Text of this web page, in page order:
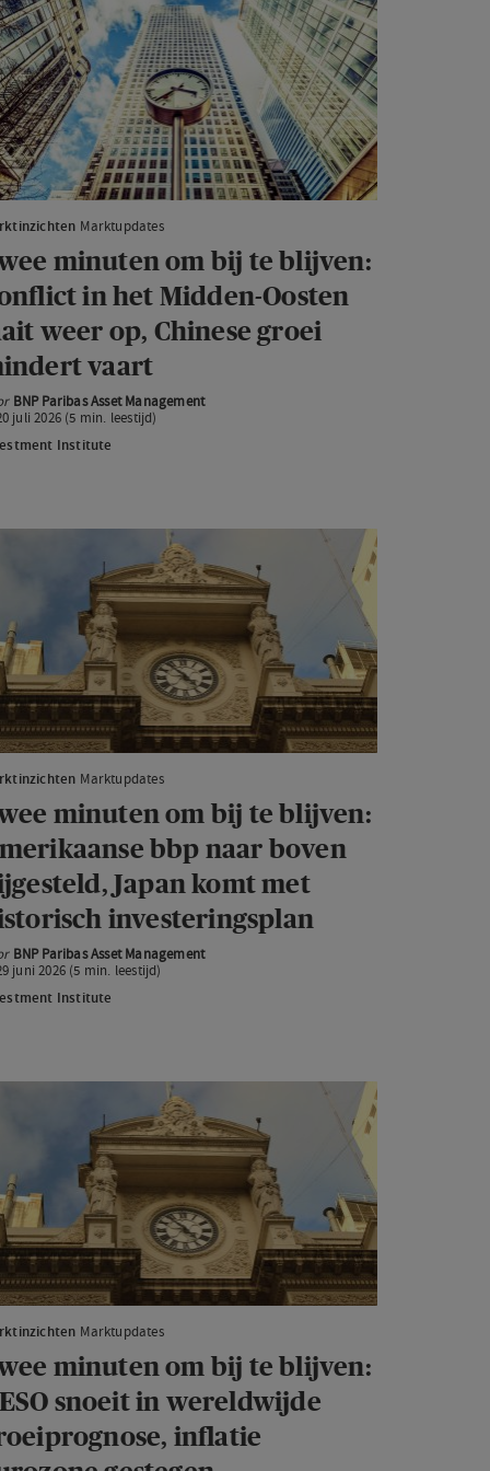
Marktupdates
minuten om bij te blijven:
in het Midden-Oosten
weer op, Chinese groei
vaart
BNP Paribas Asset Management
juli 2026 (5 min. leestijd)
Institute
Marktupdates
minuten om bij te blijven:
bbp naar boven
Japan komt met
investeringsplan
BNP Paribas Asset Management
juni 2026 (5 min. leestijd)
Institute
Marktupdates
minuten om bij te blijven:
snoeit in wereldwijde
inflatie